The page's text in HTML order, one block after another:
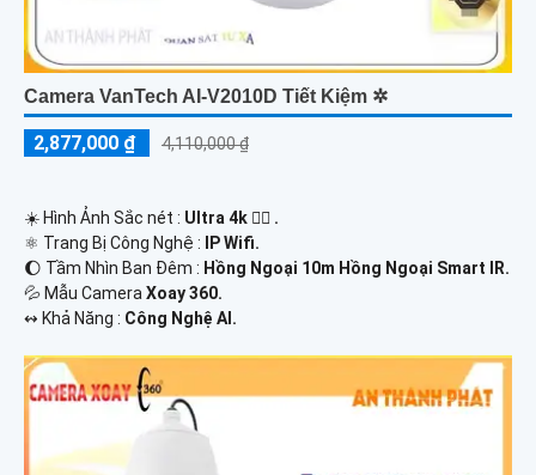
Camera VanTech AI-V2010D Tiết Kiệm ✲
2,877,000 ₫ 4,110,000 ₫
☀️ Hình Ảnh Sắc nét : Ultra 4k 👍🏾 .
⚛️ Trang Bị Công Nghệ :
IP Wifi.
🌔 Tầm Nhìn Ban Đêm : Hồng Ngoại 10m Hồng Ngoại Smart IR.
💦 Mẫu CameraXoay 360.
️↭ Khả Năng : Công Nghệ AI.